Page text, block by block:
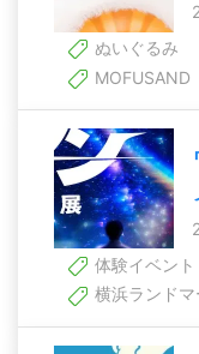
ぬいぐるみ
MOFUSAND
体験イベント
横浜ランドマ